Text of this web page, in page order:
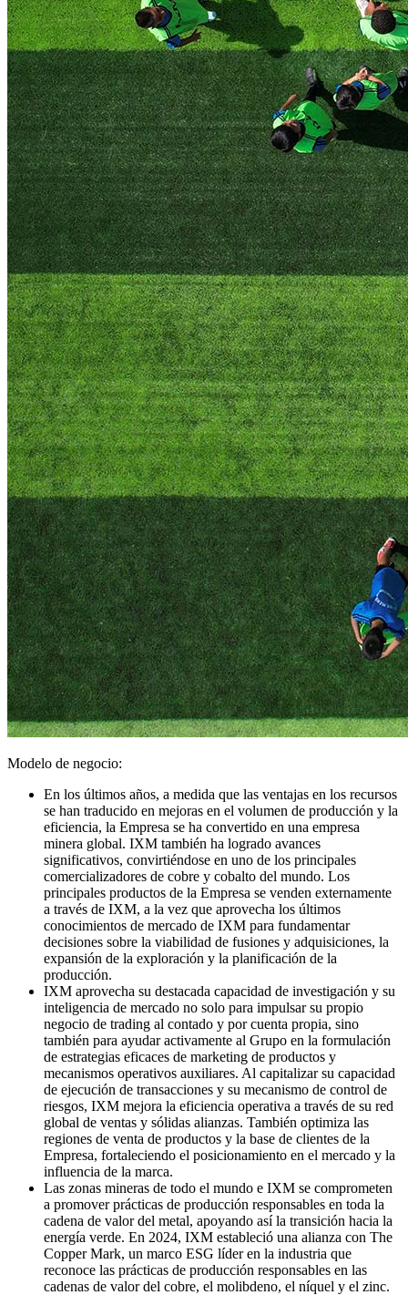
Modelo de negocio:
En los últimos años, a medida que las ventajas en los recursos
se han traducido en mejoras en el volumen de producción y la
eficiencia, la Empresa se ha convertido en una empresa
minera global. IXM también ha logrado avances
significativos, convirtiéndose en uno de los principales
comercializadores de cobre y cobalto del mundo. Los
principales productos de la Empresa se venden externamente
a través de IXM, a la vez que aprovecha los últimos
conocimientos de mercado de IXM para fundamentar
decisiones sobre la viabilidad de fusiones y adquisiciones, la
expansión de la exploración y la planificación de la
producción.
IXM aprovecha su destacada capacidad de investigación y su
inteligencia de mercado no solo para impulsar su propio
negocio de trading al contado y por cuenta propia, sino
también para ayudar activamente al Grupo en la formulación
de estrategias eficaces de marketing de productos y
mecanismos operativos auxiliares. Al capitalizar su capacidad
de ejecución de transacciones y su mecanismo de control de
riesgos, IXM mejora la eficiencia operativa a través de su red
global de ventas y sólidas alianzas. También optimiza las
regiones de venta de productos y la base de clientes de la
Empresa, fortaleciendo el posicionamiento en el mercado y la
influencia de la marca.
Las zonas mineras de todo el mundo e IXM se comprometen
a promover prácticas de producción responsables en toda la
cadena de valor del metal, apoyando así la transición hacia la
energía verde. En 2024, IXM estableció una alianza con The
Copper Mark, un marco ESG líder en la industria que
reconoce las prácticas de producción responsables en las
cadenas de valor del cobre, el molibdeno, el níquel y el zinc.